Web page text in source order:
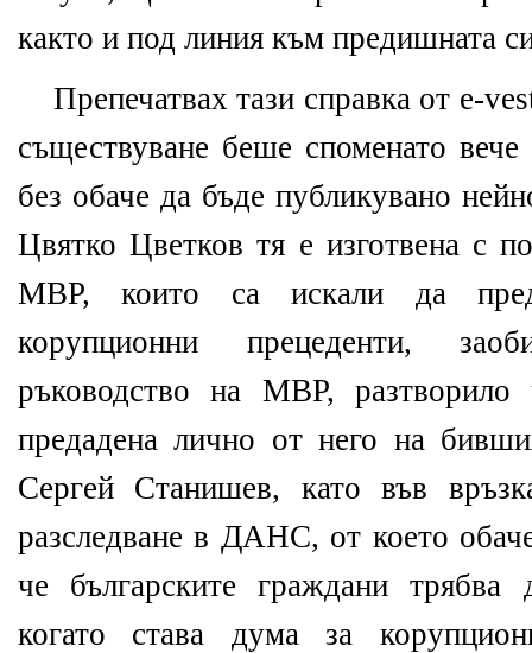
както и под линия към предишната
Препечатвах тази справка от e-
съществуване беше споменато
без обаче да бъде публикувано
Цвятко Цветков тя е изготвена с
МВР, които са искали да
корупционни прецеденти,
ръководство на МВР,
предадена лично от него на
Сергей Станишев, като във
разследване в ДАНС, от което
че българските граждани
когато става дума за